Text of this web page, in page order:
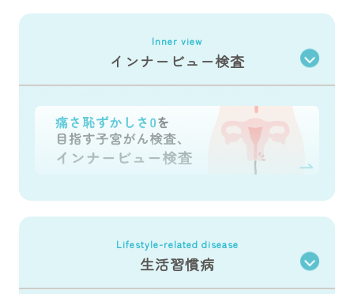
Inner view
インナービュー検査
Lifestyle-related disease
生活習慣病